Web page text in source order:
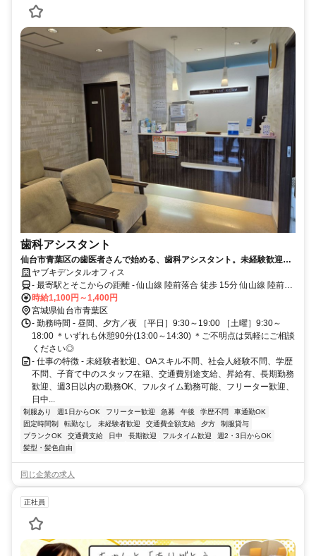
歯科アシスタント
仙台市青葉区の歯医者さんで始める、歯科アシスタント。未経験歓迎◎
｜昇給あり｜交通費支給あり｜髪型・髪色自由♪
ヤブキデンタルオフィス
- 最寄駅とそこからの距離 - 仙山線 陸前落合 徒歩 15分 仙山線 陸前落
合 車 5分 仙山線 愛子 車 7分
時給1,100円～1,400円
宮城県仙台市青葉区
- 勤務時間 - 昼間、夕方／夜 ［平日］9:30～19:00 ［土曜］9:30～
18:00 ＊いずれも休憩90分(13:00～14:30) ＊ご不明点は気軽にご相談
ください◎
- 仕事の特徴 - 未経験者歓迎、OAスキル不問、社会人経験不問、学歴
不問、子育て中のスタッフ在籍、交通費別途支給、昇給有、長期勤務
歓迎、週3日以内の勤務OK、フルタイム勤務可能、フリーター歓迎、
日中...
制服あり 週1日からOK フリーター歓迎 急募 午後 学歴不問
車通勤OK
固定時間制
転勤なし 未経験者歓迎 交通費全額支給 夕方
制服貸与
ブランクOK
交通費支給 日中 長期歓迎 フルタイム歓迎
週2・3日からOK
髪型・髪色自由
同じ企業の求人
正社員